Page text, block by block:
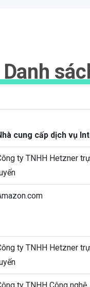
cung cấp dịch vụ
ty TNHH Hetzner
ty TNHH Hetzner